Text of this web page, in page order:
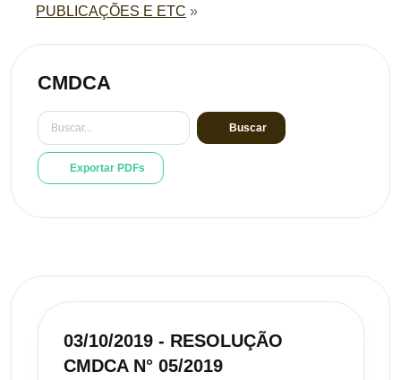
PUBLICAÇÕES E ETC »
CMDCA
Buscar
Exportar PDFs
03/10/2019 - RESOLUÇÃO
CMDCA N° 05/2019